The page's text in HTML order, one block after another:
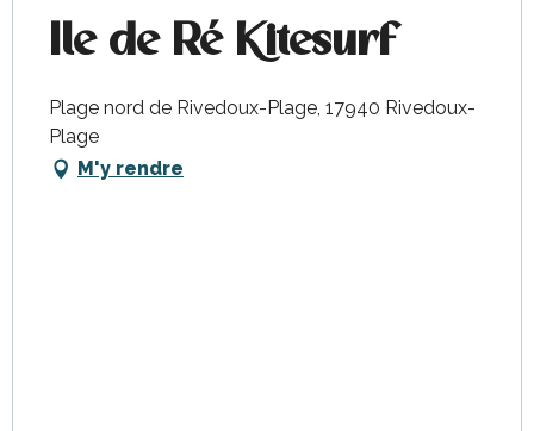
Ile de Ré Kitesurf
Plage nord de Rivedoux-Plage, 17940 Rivedoux-
Plage
M'y rendre